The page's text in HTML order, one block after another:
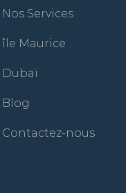
Nos Services
île Maurice
Dubaï
Blog
Contactez-nous